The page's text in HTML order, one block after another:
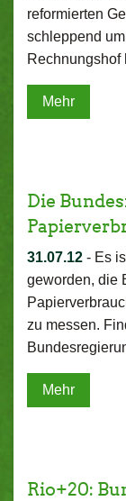
reformierten
schleppend
Mehr
Die
31.07.12 - Es
geworden, die
zu messen.
Mehr
Rio+20: